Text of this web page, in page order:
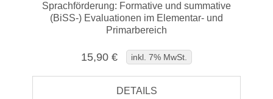
Sprachförderung: Formative und summative
(BiSS-) Evaluationen im Elementar- und
Primarbereich
15,90 € inkl. 7% MwSt.
DETAILS